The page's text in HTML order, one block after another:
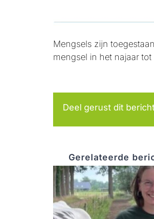
Mengsels zijn
mengsel in het najaar
Deel gerust dit
Gerelateerde